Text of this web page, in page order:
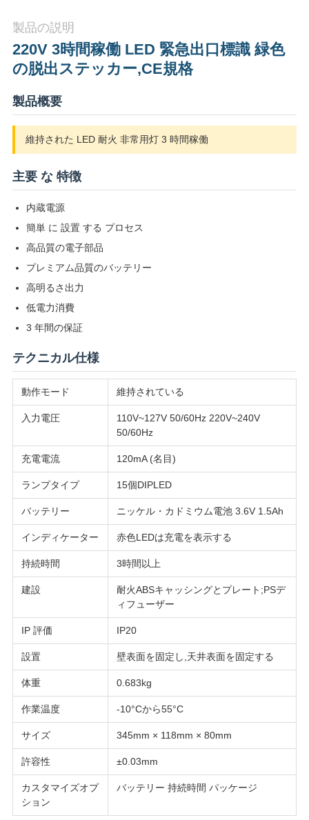
達
に
絡
な
さ
い
引
用
を
要
求
し
さ
い
SITEMAP
ラ
イ
バ
シ
ー
規
約
製品の説明
220V 3時間稼働 LED 緊急出口標識 緑色
の脱出ステッカー,CE規格
製品概要
維持された LED 耐火 非常用灯 3 時間稼働
主要 な 特徴
内蔵電源
簡単 に 設置 する プロセス
高品質の電子部品
プレミアム品質のバッテリー
高明るさ出力
低電力消費
3 年間の保証
テクニカル仕様
動作モード 維持されている
入力電圧
110V~127V 50/60Hz 220V~240V
50/60Hz
充電電流 120mA (名目)
ランプタイプ 15個DIPLED
バッテリー ニッケル・カドミウム電池 3.6V 1.5Ah
インディケーター 赤色LEDは充電を表示する
持続時間 3時間以上
建設
耐火ABSキャッシングとプレート;PSデ
ィフューザー
IP 評価 IP20
設置 壁表面を固定し,天井表面を固定する
体重 0.683kg
作業温度 -10°Cから55°C
サイズ 345mm × 118mm × 80mm
許容性 ±0.03mm
カスタマイズオプ
ション
バッテリー 持続時間 パッケージ